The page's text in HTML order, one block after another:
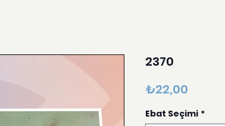
2370
₺22,00
Ebat Seçimi *